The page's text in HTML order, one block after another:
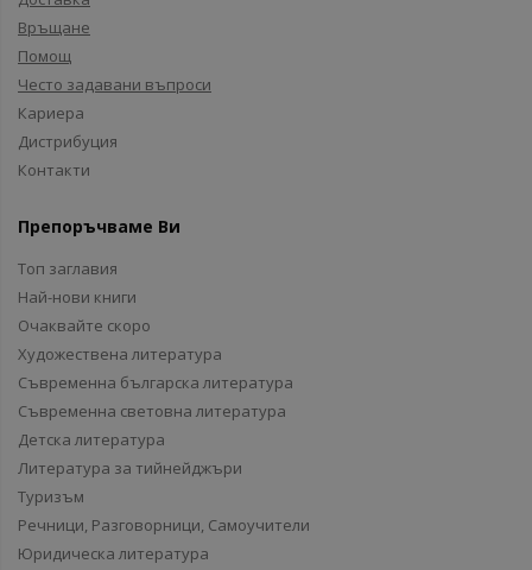
Връщане
Помощ
Често задавани въпроси
Кариера
Дистрибуция
Контакти
Препоръчваме Ви
Топ заглавия
Най-нови книги
Очаквайте скоро
Художествена литература
Съвременна българска литература
Съвременна световна литература
Детска литература
Литература за тийнейджъри
Туризъм
Речници, Разговорници, Самоучители
Юридическа литература